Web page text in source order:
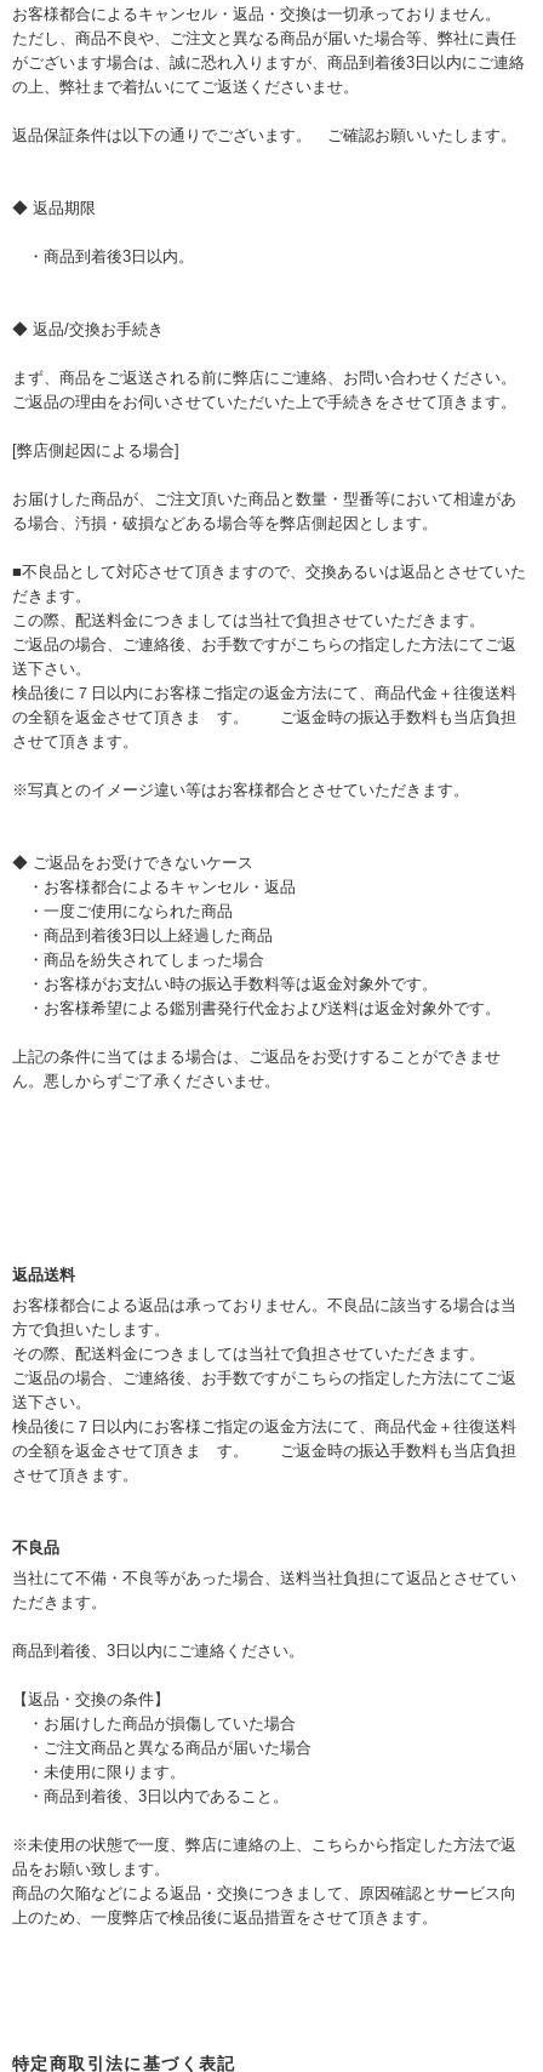
お客様都合によるキャンセル・返品・交換は一切承っておりません。
ただし、商品不良や、ご注文と異なる商品が届いた場合等、弊社に責任
がございます場合は、誠に恐れ入りますが、商品到着後3日以内にご連絡
の上、弊社まで着払いにてご返送くださいませ。
返品保証条件は以下の通りでございます。 ご確認お願いいたします。
◆ 返品期限
・商品到着後3日以内。
◆ 返品/交換お手続き
まず、商品をご返送される前に弊店にご連絡、お問い合わせください。
ご返品の理由をお伺いさせていただいた上で手続きをさせて頂きます。
[弊店側起因による場合]
お届けした商品が、ご注文頂いた商品と数量・型番等において相違があ
る場合、汚損・破損などある場合等を弊店側起因とします。
■不良品として対応させて頂きますので、交換あるいは返品とさせていた
だきます。
この際、配送料金につきましては当社で負担させていただきます。
ご返品の場合、ご連絡後、お手数ですがこちらの指定した方法にてご返
送下さい。
検品後に７日以内にお客様ご指定の返金方法にて、商品代金＋往復送料
の全額を返金させて頂きま す。 ご返金時の振込手数料も当店負担
させて頂きます。
※写真とのイメージ違い等はお客様都合とさせていただきます。
◆ ご返品をお受けできないケース
・お客様都合によるキャンセル・返品
・一度ご使用になられた商品
・商品到着後3日以上経過した商品
・商品を紛失されてしまった場合
・お客様がお支払い時の振込手数料等は返金対象外です。
・お客様希望による鑑別書発行代金および送料は返金対象外です。
上記の条件に当てはまる場合は、ご返品をお受けすることができませ
ん。悪しからずご了承くださいませ。
返品送料
お客様都合による返品は承っておりません。不良品に該当する場合は当
方で負担いたします。
その際、配送料金につきましては当社で負担させていただきます。
ご返品の場合、ご連絡後、お手数ですがこちらの指定した方法にてご返
送下さい。
検品後に７日以内にお客様ご指定の返金方法にて、商品代金＋往復送料
の全額を返金させて頂きま す。 ご返金時の振込手数料も当店負担
させて頂きます。
不良品
当社にて不備・不良等があった場合、送料当社負担にて返品とさせてい
ただきます。
商品到着後、3日以内にご連絡ください。
【返品・交換の条件】
・お届けした商品が損傷していた場合
・ご注文商品と異なる商品が届いた場合
・未使用に限ります。
・商品到着後、3日以内であること。
※未使用の状態で一度、弊店に連絡の上、こちらから指定した方法で返
品をお願い致します。
商品の欠陥などによる返品・交換につきまして、原因確認とサービス向
上のため、一度弊店で検品後に返品措置をさせて頂きます。
特定商取引法に基づく表記